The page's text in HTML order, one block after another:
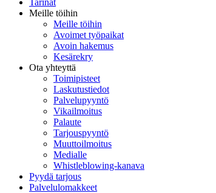
Tarinat
Meille töihin
Meille töihin
Avoimet työpaikat
Avoin hakemus
Kesärekry
Ota yhteyttä
Toimipisteet
Laskutustiedot
Palvelupyyntö
Vikailmoitus
Palaute
Tarjouspyyntö
Muuttoilmoitus
Medialle
Whistleblowing-kanava
Pyydä tarjous
Palvelulomakkeet